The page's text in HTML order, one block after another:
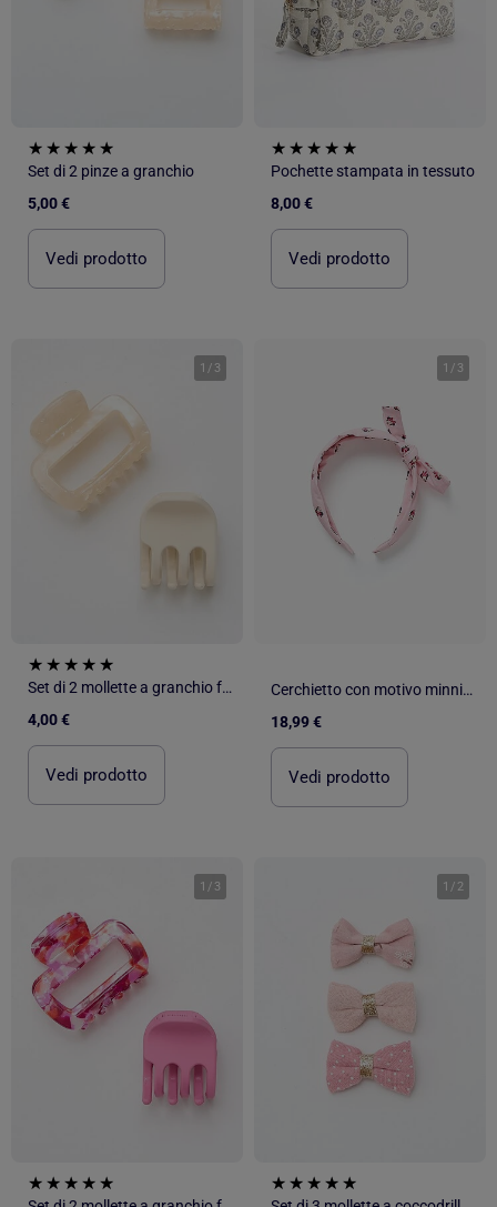
Set di 2 pinze a granchio
5,00 €
Vedi prodotto
Pochette stampata in tessuto
8,00 €
Vedi prodotto
1 / 3
Set di 2 mollette a granchio fantasia
4,00 €
Vedi prodotto
1 / 3
Cerchietto con motivo minnie e fiocco
18,99 €
Vedi prodotto
1 / 3 1 / 2